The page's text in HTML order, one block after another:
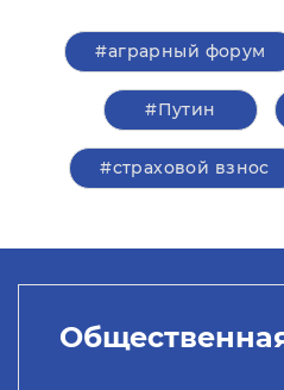
#аграрный форум
#Путин
#страховой взнос